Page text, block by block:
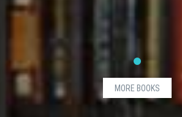
MORE BOOKS